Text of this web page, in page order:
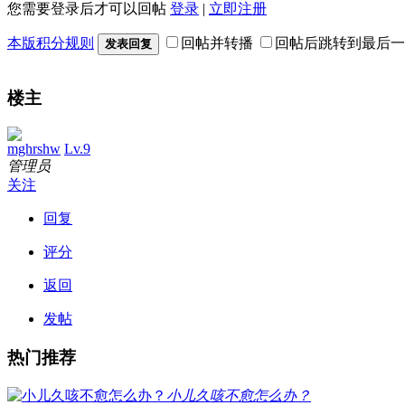
您需要登录后才可以回帖 登录 | 立即注册
本版积分规则 发表回复 回帖并转播 回帖后跳转到最后
楼主
mghrshw Lv.9
管理员
关注
回复
评分
返回
发帖
热门推荐
小儿久咳不愈怎么办？